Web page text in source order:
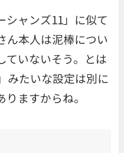
シャンズ11」に似て
ん本人は泥棒につい
ていないそう。とは
みたいな設定は別に
ますからね。